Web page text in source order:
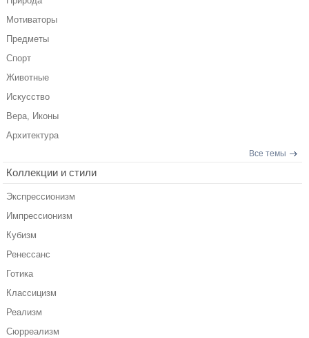
Мотиваторы
Предметы
Спорт
Животные
Искусство
Вера, Иконы
Архитектура
Все темы
Коллекции и стили
Экспрессионизм
Импрессионизм
Кубизм
Ренессанс
Готика
Классицизм
Реализм
Сюрреализм